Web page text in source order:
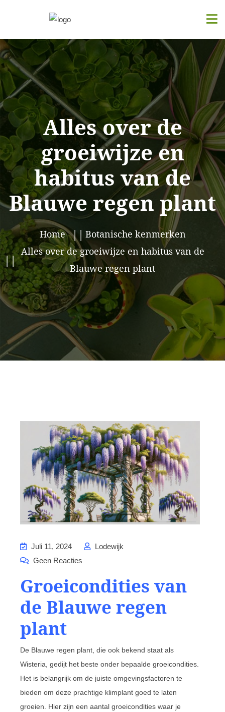
Alles over de
groeiwijze en
habitus van de
Blauwe regen plant
Home
Botanische kenmerken
Alles over de groeiwijze en habitus van de
Blauwe regen plant
Juli 11, 2024
Lodewijk
Geen Reacties
Groeicondities van
de Blauwe regen
plant
De Blauwe regen plant, die ook bekend staat als
Wisteria, gedijt het beste onder bepaalde groeicondities.
Het is belangrijk om de juiste omgevingsfactoren te
bieden om deze prachtige klimplant goed te laten
groeien. Hier zijn een aantal groeicondities waar je